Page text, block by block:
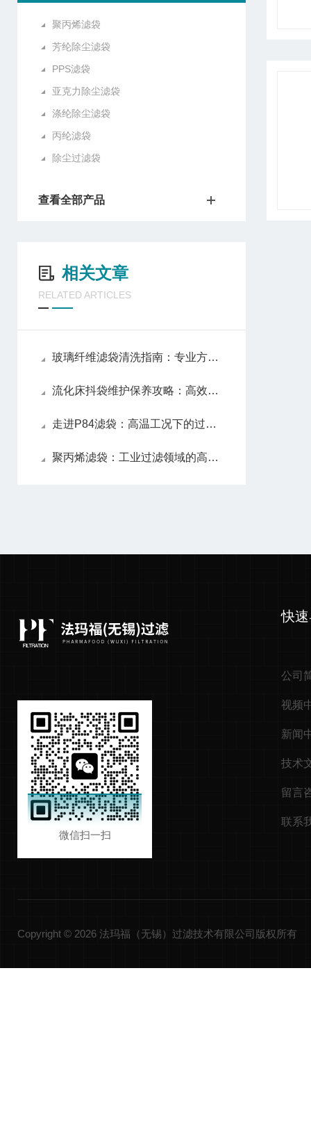
聚丙烯滤袋
芳纶除尘滤袋
PPS滤袋
亚克力除尘滤袋
涤纶除尘滤袋
丙纶滤袋
除尘过滤袋
查看全部产品
相关文章
RELATED ARTICLES
玻璃纤维滤袋清洗指南：专业方法与注意事项
流化床抖袋维护保养攻略：高效运行的持久保障
走进P84滤袋：高温工况下的过滤性能解析
聚丙烯滤袋：工业过滤领域的高效环保解决方案
微信扫一扫
快
公司
视频
新闻
技术
留言
联系
Copyright © 2026 法玛福（无锡）过滤技术有限公司版权所有